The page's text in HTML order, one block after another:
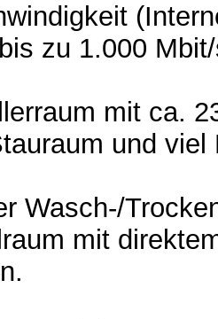
zu 1.000
mit ca.
und
Wasch-/
mit